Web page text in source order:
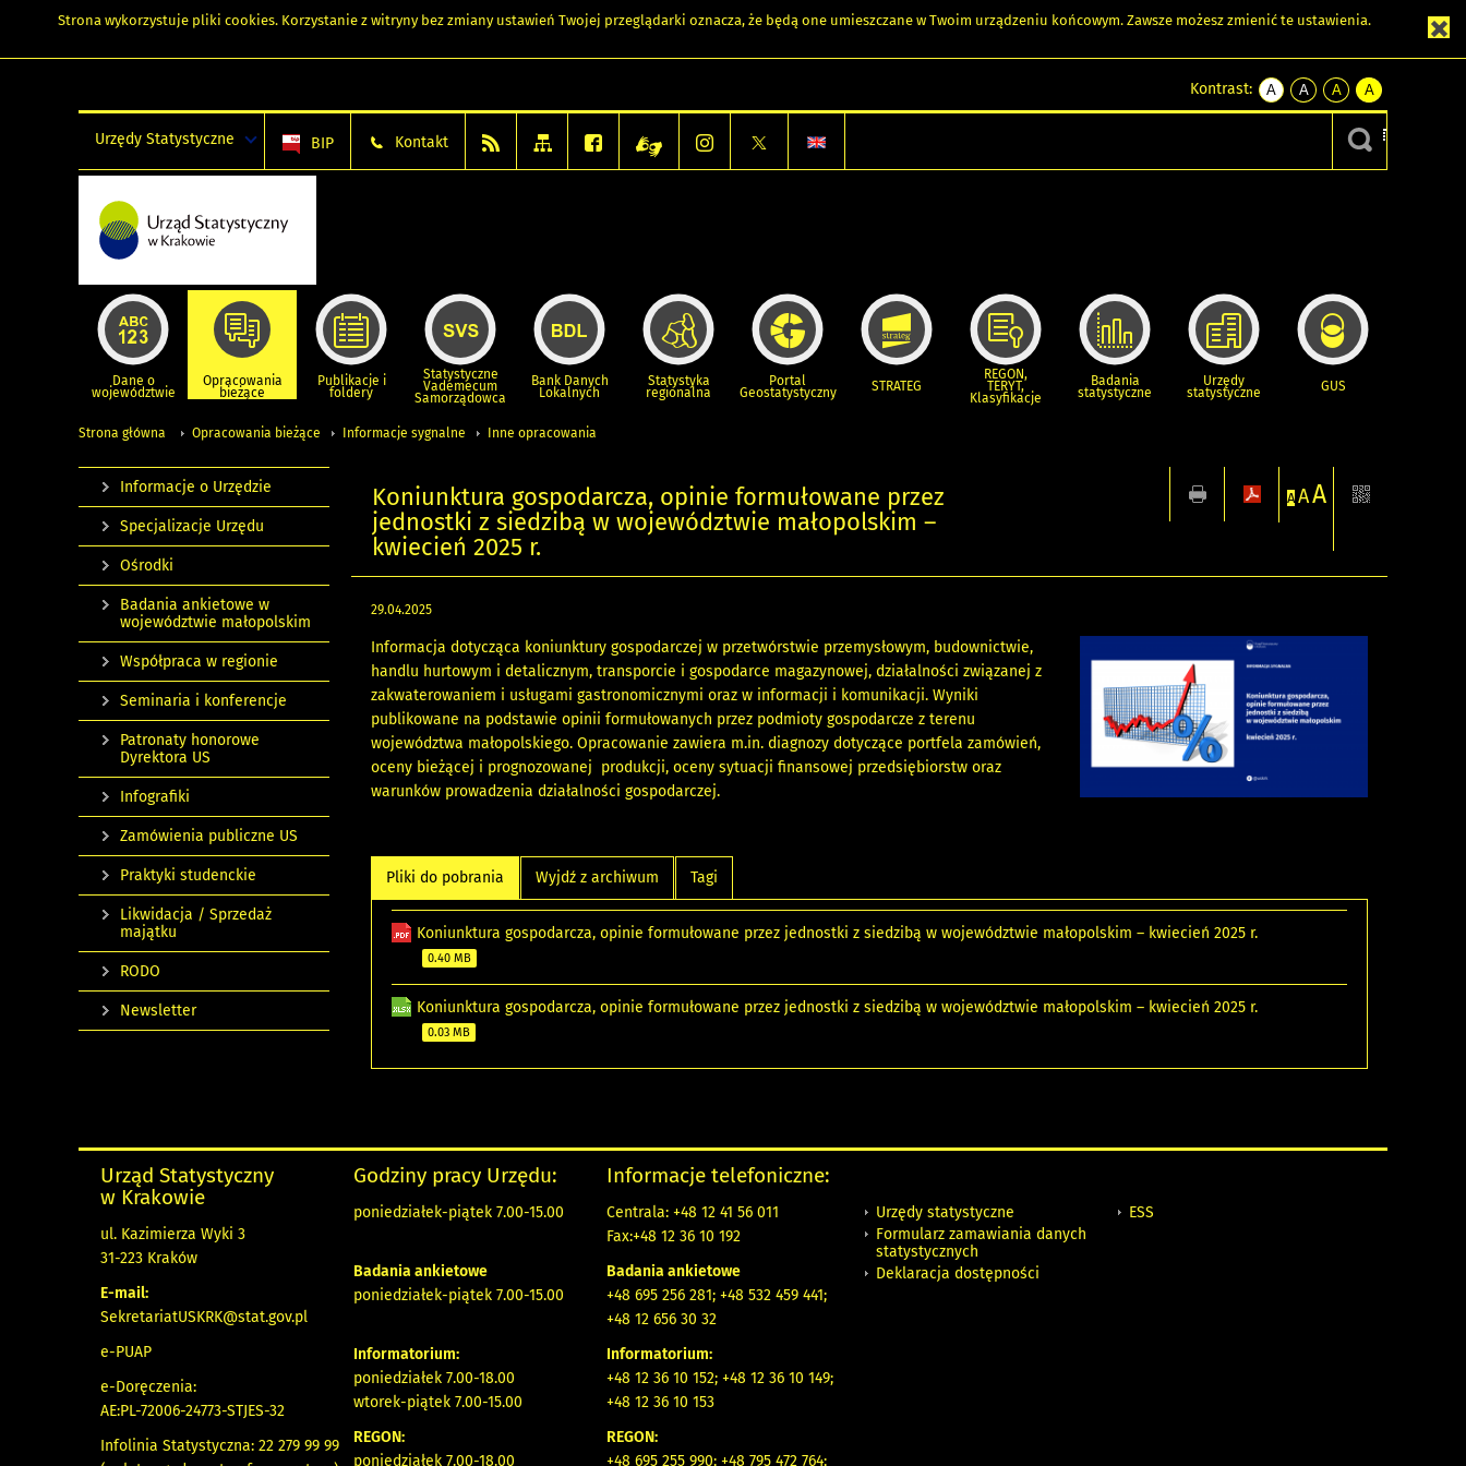
Strona wykorzystuje pliki cookies. Korzystanie z witryny bez zmiany ustawień Twojej przeglądarki oznacza, że będą one umieszczane w Twoim urządzeniu końcowym. Zawsze możesz zmienić te ustawienia.
Kontrast:
A
kontrast
A
kontrast
czarnym
A
kontrast
żółty
tekst
czarnym
A
kontrast
czarny
tekst
żółtym
Urzędy Statystyczne BIP Kontakt
Dane o
województwie
Opracowania
bieżące
Publikacje i
foldery
Statystyczne
Vademecum
Samorządowca
Bank Danych
Lokalnych
Statystyka
regionalna
Portal
Geostatystyczny STRATEG
REGON,
TERYT,
Klasyfikacje
Badania
statystyczne
Urzędy
statystyczne GUS
Strona główna Opracowania bieżące Informacje sygnalne Inne opracowania
Koniunktura gospodarcza, opinie formułowane przez
jednostki z siedzibą w województwie małopolskim –
kwiecień 2025 r.
A AA
29.04.2025
Informacja dotycząca koniunktury gospodarczej w przetwórstwie przemysłowym, budownictwie,
handlu hurtowym i detalicznym, transporcie i gospodarce magazynowej, działalności związanej z
zakwaterowaniem i usługami gastronomicznymi oraz w informacji i komunikacji. Wyniki
publikowane na podstawie opinii formułowanych przez podmioty gospodarcze z terenu
województwa małopolskiego. Opracowanie zawiera m.in. diagnozy dotyczące portfela zamówień,
oceny bieżącej i prognozowanej produkcji, oceny sytuacji finansowej przedsiębiorstw oraz
warunków prowadzenia działalności gospodarczej.
Pliki do pobrania Wyjdź z archiwum Tagi
Koniunktura gospodarcza, opinie formułowane przez jednostki z siedzibą w województwie małopolskim – kwiecień 2025 r.
0.40 MB
Koniunktura gospodarcza, opinie formułowane przez jednostki z siedzibą w województwie małopolskim – kwiecień 2025 r.
0.03 MB
Informacje o Urzędzie
Specjalizacje Urzędu
Ośrodki
Badania ankietowe w
województwie małopolskim
Współpraca w regionie
Seminaria i konferencje
Patronaty honorowe
Dyrektora US
Infografiki
Zamówienia publiczne US
Praktyki studenckie
Likwidacja / Sprzedaż
majątku
RODO
Newsletter
Urząd Statystyczny
w Krakowie
ul. Kazimierza Wyki 3
31-223 Kraków
E-mail:
SekretariatUSKRK@stat.gov.pl
e-PUAP
e-Doręczenia:
AE:PL-72006-24773-STJES-32
Infolinia Statystyczna: 22 279 99 99
Godziny pracy Urzędu:
poniedziałek-piątek 7.00-15.00
Badania ankietowe
poniedziałek-piątek 7.00-15.00
Informatorium:
poniedziałek 7.00-18.00
wtorek-piątek 7.00-15.00
REGON:
poniedziałek 7.00-18.00
Informacje telefoniczne:
Centrala: +48 12 41 56 011
Fax:+48 12 36 10 192
Badania ankietowe
+48 695 256 281; +48 532 459 441;
+48 12 656 30 32
Informatorium:
+48 12 36 10 152; +48 12 36 10 149;
+48 12 36 10 153
REGON:
+48 695 255 990; +48 795 472 764;
Urzędy statystyczne
Formularz zamawiania danych
statystycznych
Deklaracja dostępności
ESS